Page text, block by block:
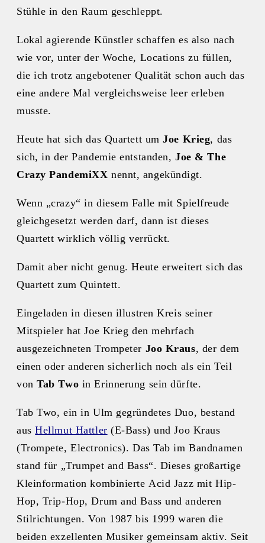
Stühle in den Raum geschleppt.
Lokal agierende Künstler schaffen es also nach
wie vor, unter der Woche, Locations zu füllen,
die ich trotz angebotener Qualität schon auch das
eine andere Mal vergleichsweise leer erleben
musste.
Heute hat sich das Quartett umJoe Krieg, das
sich, in der Pandemie entstanden,Joe & The
Crazy PandemiXX nennt, angekündigt.
Wenn „crazy“ in diesem Falle mit Spielfreude
gleichgesetzt werden darf, dann ist dieses
Quartett wirklich völlig verrückt.
Damit aber nicht genug. Heute erweitert sich das
Quartett zum Quintett.
Eingeladen in diesen illustren Kreis seiner
Mitspieler hat Joe Krieg den mehrfach
ausgezeichneten Trompeter Joo Kraus, der dem
einen oder anderen sicherlich noch als ein Teil
vonTab Two in Erinnerung sein dürfte.
Tab Two, ein in Ulm gegründetes Duo, bestand
ausHellmut Hattler (E-Bass) und Joo Kraus
(Trompete, Electronics). Das Tab im Bandnamen
stand für „Trumpet and Bass“. Dieses großartige
Kleinformation kombinierte Acid Jazz mit Hip-
Hop, Trip-Hop, Drum and Bass und anderen
Stilrichtungen. Von 1987 bis 1999 waren die
beiden exzellenten Musiker gemeinsam aktiv. Seit